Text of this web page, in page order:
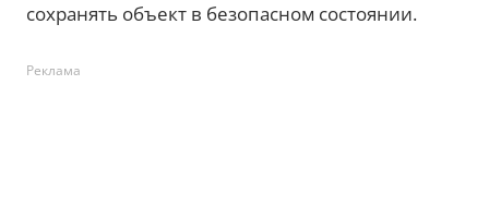
сохранять объект в безопасном состоянии.
Реклама